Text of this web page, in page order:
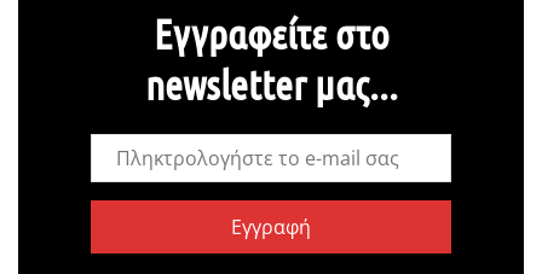
Εγγραφείτε στο
newsletter μας...
Εγγραφή